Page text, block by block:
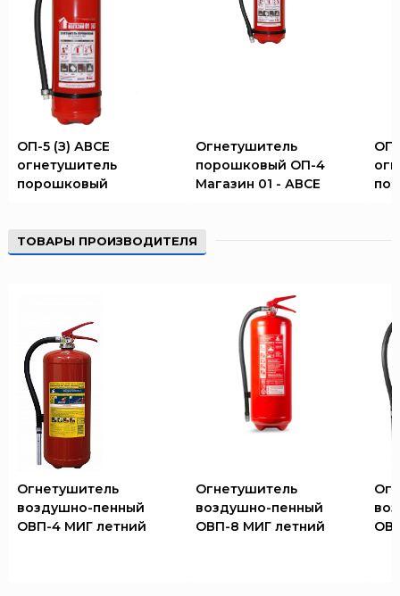
ОП-5 (З) АВСЕ
огнетушитель
порошковый
Огнетушитель
порошковый ОП-4
Магазин 01 - АВСЕ
ТОВАРЫ ПРОИЗВОДИТЕЛЯ
Огнетушитель
воздушно-пенный
ОВП-4 МИГ летний
Огнетушитель
воздушно-пенный
ОВП-8 МИГ летний